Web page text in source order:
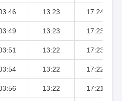
13:23 17:24
13:23 17:23
13:22 17:23
13:22 17:22
13:22 17:21